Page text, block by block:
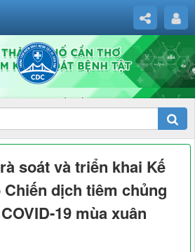
soát và triển khai Kế
dịch tiêm chủng
19 mùa xuân